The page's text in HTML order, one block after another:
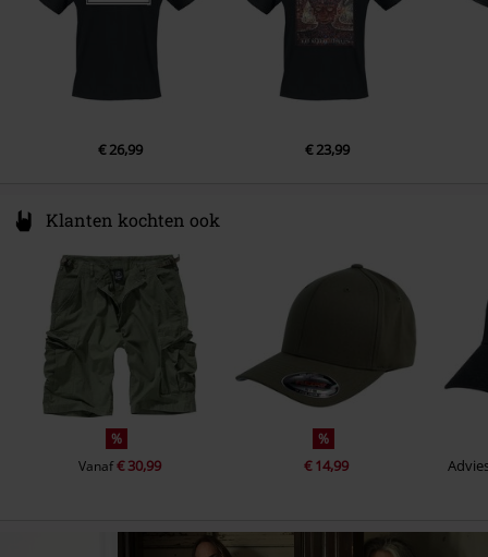
Zakken
Zonder zakken
€ 26,99 € 23,99
Klanten kochten ook
%
Vanaf€ 30,99
%
€ 14,99